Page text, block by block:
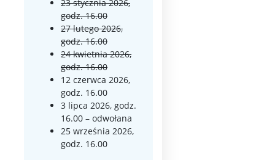
23 stycznia 2026,
godz. 16.00
27 lutego 2026,
godz. 16.00
24 kwietnia 2026,
godz. 16.00
12 czerwca 2026,
godz. 16.00
3 lipca 2026, godz.
16.00 – odwołana
25 września 2026,
godz. 16.00